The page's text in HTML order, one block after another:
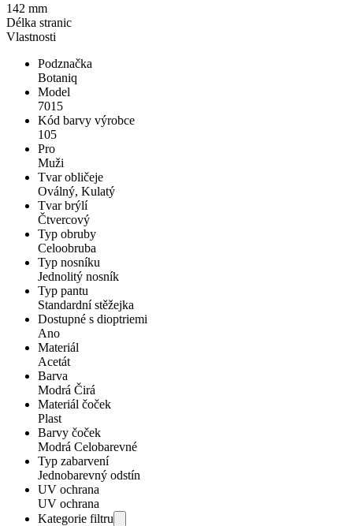
Vlastnosti
Podznačka
Botaniq
Model
7015
Kód barvy výrobce
105
Pro
Muži
Tvar obličeje
Oválný, Kulatý
Tvar brýlí
Čtvercový
Typ obruby
Celoobruba
Typ nosníku
Jednolitý nosník
Typ pantu
Standardní stěžejka
Dostupné s dioptriemi
Ano
Materiál
Acetát
Barva
Modrá Čirá
Materiál čoček
Plast
Barvy čoček
Modrá Celobarevné
Typ zabarvení
Jednobarevný odstín
UV ochrana
UV ochrana
Kategorie filtru
142 mm
Délka stranic